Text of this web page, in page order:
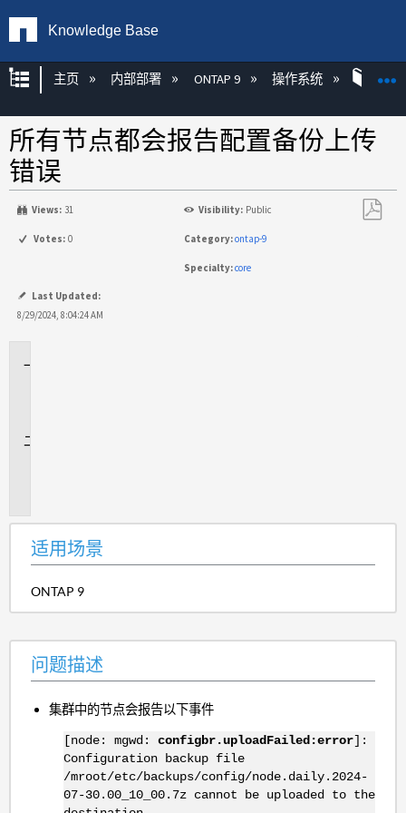
Knowledge Base
扩展/隐缩全局层次
主页 内部部署 ONTAP 9 操作系统
所有节点都会报告配置备份上传
错误
Views: 31 Visibility: Public
Votes: 0 Category:ontap-9
Specialty:core
Last Updated:
8/29/2024, 8:04:24 AM
适用场景
ONTAP 9
问题描述
集群中的节点会报告以下事件
[node: mgwd: configbr.uploadFailed:error]:
Configuration backup file
/mroot/etc/backups/config/node.daily.2024-
07-30.00_10_00.7z cannot be uploaded to the